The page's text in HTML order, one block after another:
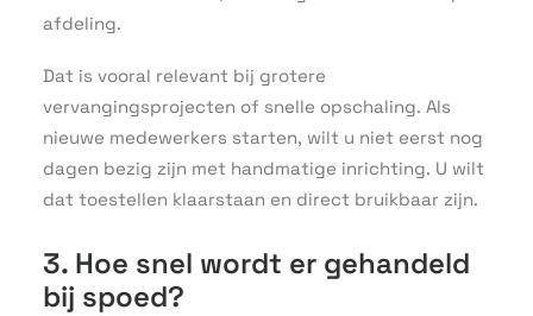
afdeling.
Dat is vooral relevant bij grotere
vervangingsprojecten of snelle opschaling. Als
nieuwe medewerkers starten, wilt u niet eerst nog
dagen bezig zijn met handmatige inrichting. U wilt
dat toestellen klaarstaan en direct bruikbaar zijn.
3. Hoe snel wordt er gehandeld
bij spoed?